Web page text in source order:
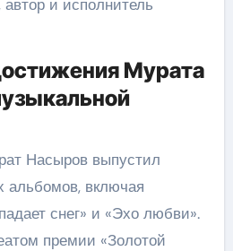
и исполнитель
Мурата
Насыров выпустил
альбомов, включая
снег» и «Эхо любви».
премии «Золотой